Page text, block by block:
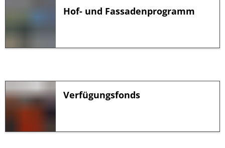
Hof- und Fassadenprogramm
Verfügungsfonds